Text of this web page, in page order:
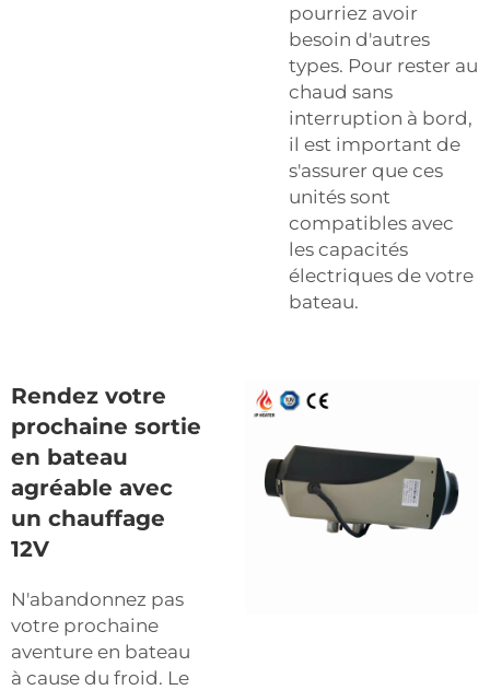
pourriez avoir
besoin d'autres
types. Pour rester au
chaud sans
interruption à bord,
il est important de
s'assurer que ces
unités sont
compatibles avec
les capacités
électriques de votre
bateau.
Rendez votre
prochaine sortie
en bateau
agréable avec
un chauffage
12V
N'abandonnez pas
votre prochaine
aventure en bateau
à cause du froid. Le